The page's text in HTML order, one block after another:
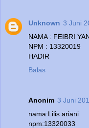
Unknown 3 Juni
NAMA : FEIBRI
NPM : 13320019
HADIR
Balas
Anonim 3 Juni
nama:Lilis ariani
npm:13320033